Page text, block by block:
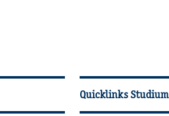
Quicklinks Studium